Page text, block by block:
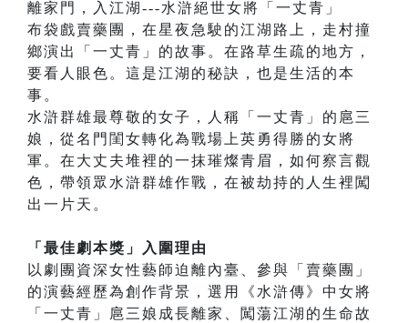
離家門，入江湖---水滸絕世女將「一丈青」
布袋戲賣藥團，在星夜急駛的江湖路上，走村撞
鄉演出「一丈青」的故事。在路草生疏的地方，
要看人眼色。這是江湖的秘訣，也是生活的本
事。
水滸群雄最尊敬的女子，人稱「一丈青」的扈三
娘，從名門閨女轉化為戰場上英勇得勝的女將
軍。在大丈夫堆裡的一抹璀燦青眉，如何察言觀
色，帶領眾水滸群雄作戰，在被劫持的人生裡闖
出一片天。
「最佳劇本獎」入圍理由
以劇團資深女性藝師迫離內臺、參與「賣藥團」
的演藝經歷為創作背景，選用《水滸傳》中女將
「一丈青」扈三娘成長離家、闖蕩江湖的生命故